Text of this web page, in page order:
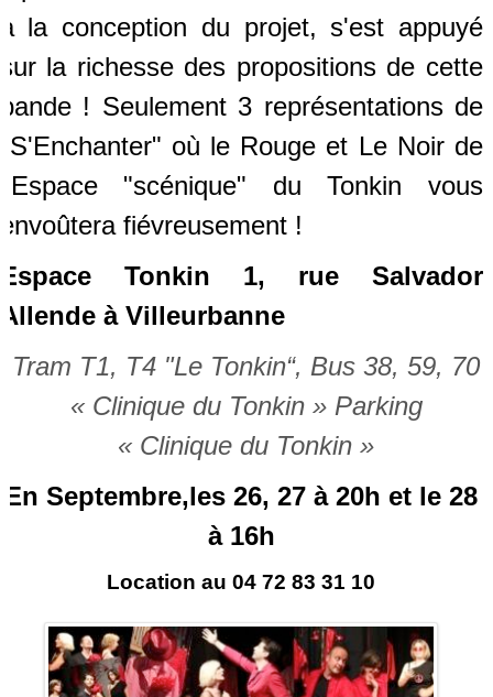
à la conception du projet, s'est appuyé
sur la richesse des propositions de cette
bande ! Seulement 3 représentations de
"S'Enchanter" où le Rouge et Le Noir de
l'Espace "scénique" du Tonkin vous
envoûtera fiévreusement !
Espace Tonkin 1, rue Salvador
Allende à Villeurbanne
Tram T1, T4 "Le Tonkin“, Bus 38, 59, 70
« Clinique du Tonkin » Parking
« Clinique du Tonkin »
En Septembre,les 26, 27 à 20h et le 28
à 16h
Location au 04 72 83 31 10